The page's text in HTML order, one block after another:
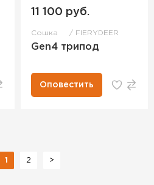
11 100 руб.
Сошка FIERYDEER
Gen4 трипод
Оповестить
1 2 >